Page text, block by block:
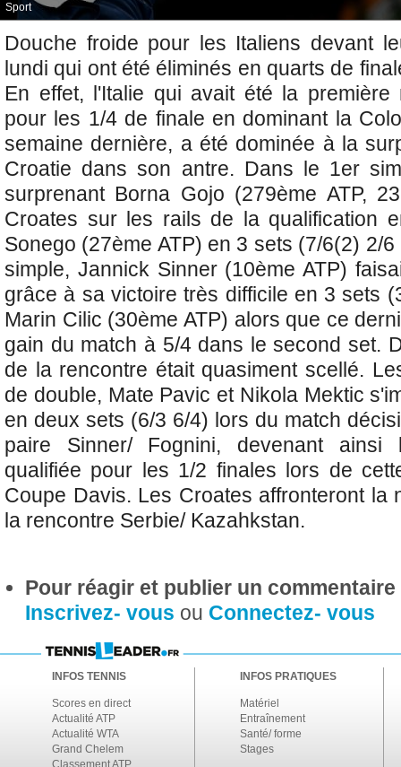
Sport
Douche froide pour les Italiens devant
lundi qui ont été éliminés en quarts de
En effet, l'Italie qui avait été la
pour les 1/4 de finale en dominant la
semaine dernière, a été dominée à la
Croatie dans son antre. Dans le 1er
surprenant Borna Gojo (279ème ATP,
Croates sur les rails de la qualification
Sonego (27ème ATP) en 3 sets (7/6(2) 2/
simple, Jannick Sinner (10ème ATP)
grâce à sa victoire très difficile en 3 sets
Marin Cilic (30ème ATP) alors que ce
gain du match à 5/4 dans le second set.
de la rencontre était quasiment scellé.
de double, Mate Pavic et Nikola Mektic
en deux sets (6/3 6/4) lors du match
paire Sinner/ Fognini, devenant ainsi
qualifiée pour les 1/2 finales lors de
Coupe Davis. Les Croates affronteront la
la rencontre Serbie/ Kazahkstan.
Pour réagir et publier un
Inscrivez- vous ou Connectez- vous
INFOS TENNIS
Scores en direct
Actualité ATP
Actualité WTA
Grand Chelem
Classement ATP
INFOS PRATIQUES
Matériel
Entraînement
Santé/ forme
Stages